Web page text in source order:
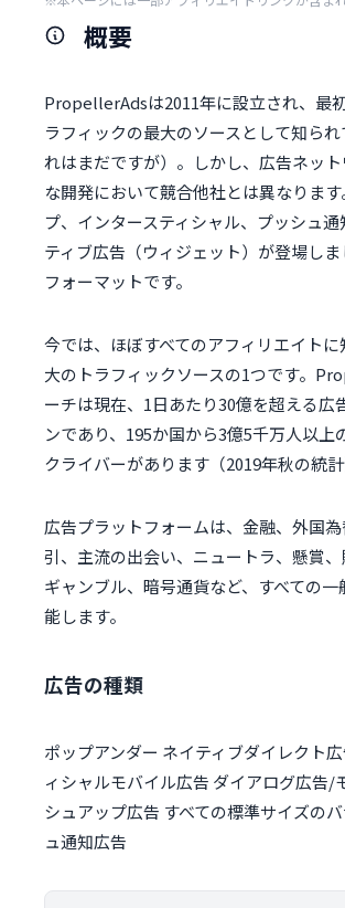
概要
PropellerAdsは2011年に設立され、最
ラフィックの最大のソースとして知ら
れはまだですが）。しかし、広告ネッ
な開発において競合他社とは異なりま
プ、インタースティシャル、プッシュ
ティブ広告（ウィジェット）が登場し
フォーマットです。
今では、ほぼすべてのアフィリエイト
大のトラフィックソースの1つです。
ーチは現在、1日あたり30億を超える広
ンであり、195か国から3億5千万人以上
クライバーがあります（2019年秋の統計
広告プラットフォームは、金融、外国
引、主流の出会い、ニュートラ、懸賞、
ギャンブル、暗号通貨など、すべての
能します。
広告の種類
ポップアンダー ネイティブダイレクト
ィシャルモバイル広告 ダイアログ広告/
シュアップ広告 すべての標準サイズの
ュ通知広告